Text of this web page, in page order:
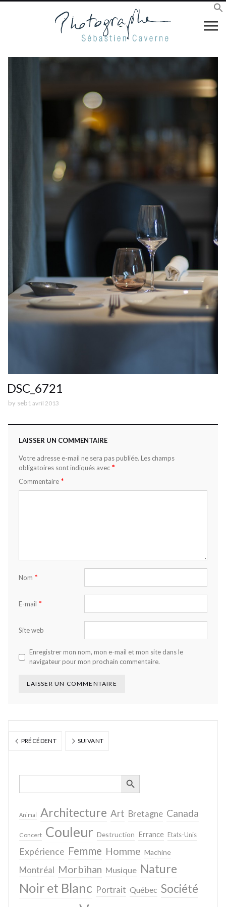
DSC_6721
by seb 1 avril 2013
LAISSER UN COMMENTAIRE
Votre adresse e-mail ne sera pas publiée. Les champs
obligatoires sont indiqués avec *
Commentaire *
Nom *
E-mail *
Site web
Enregistrer mon nom, mon e-mail et mon site dans le
navigateur pour mon prochain commentaire.
PRÉCÉDENT SUIVANT
Search
SEARCH BUTTON
Animal Architecture Art Bretagne Canada
Concert Couleur Destruction Errance Etats-Unis
Expérience Femme Homme Machine
Montréal Morbihan Musique Nature
Noir et Blanc Portrait Québec Société